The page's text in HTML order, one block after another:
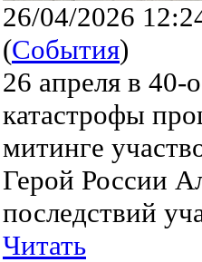
26/04/2026
(События)
26 апреля в
катастрофы
митинге
Герой России
последствий
Читать